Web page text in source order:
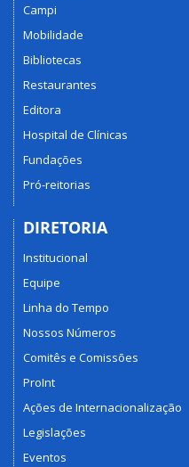
Campi
Mobilidade
Bibliotecas
Restaurantes
Editora
Hospital de Clínicas
Fundações
Pró-reitorias
DIRETORIA
Institucional
Equipe
Linha do Tempo
Nossos Números
Comitês e Comissões
ProInt
Ações de Internacionalização
Legislações
Eventos